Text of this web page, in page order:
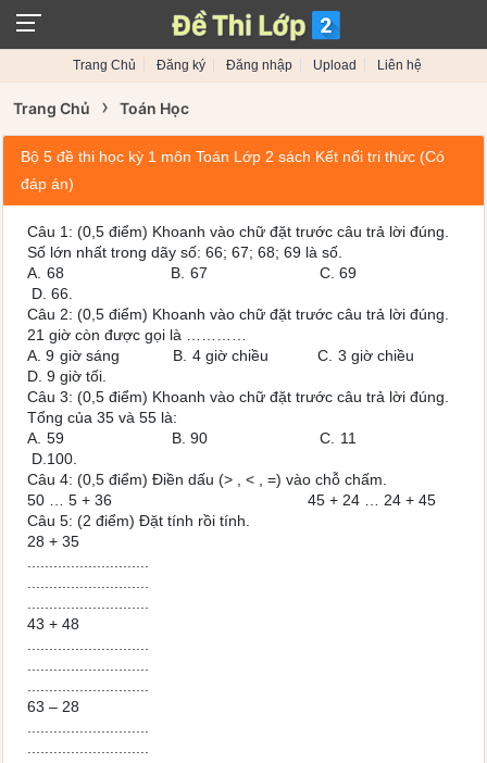
Trang Chủ Đăng ký Đăng nhập Upload Liên hệ
Trang Chủ › Toán Học
Bộ 5 đề thi học kỳ 1 môn Toán Lớp 2 sách Kết nối tri thức (Có
đáp án)
Câu 1: (0,5 điểm) Khoanh vào chữ đặt trước câu trả lời đúng.
Số lớn nhất trong dãy số: 66; 67; 68; 69 là số.
A. 68 B. 67 C. 69
D. 66.
Câu 2: (0,5 điểm) Khoanh vào chữ đặt trước câu trả lời đúng.
21 giờ còn được gọi là …………
A. 9 giờ sáng B. 4 giờ chiều C. 3 giờ chiều
D. 9 giờ tối.
Câu 3: (0,5 điểm) Khoanh vào chữ đặt trước câu trả lời đúng.
Tổng của 35 và 55 là:
A. 59 B. 90 C. 11
D.100.
Câu 4: (0,5 điểm) Điền dấu (> , < , =) vào chỗ chấm.
50 … 5 + 36 45 + 24 … 24 + 45
Câu 5: (2 điểm) Đặt tính rồi tính.
28 + 35
43 + 48
63 – 28